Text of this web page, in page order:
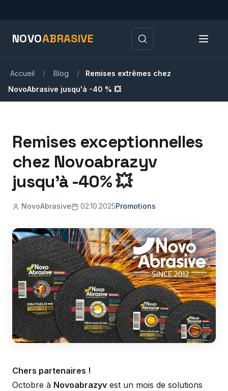
NOVOABRASIVE
Accueil / Blog /
Remises extrêmes chez
NovoAbrasive jusqu'à -40 % 💥
Remises exceptionnelles
chez Novoabrazyv
jusqu'à -40% 💥
NovoAbrasive 02.10.2025Promotions
Chers partenaires !
Octobre à Novoabrazyv est un mois de solutions